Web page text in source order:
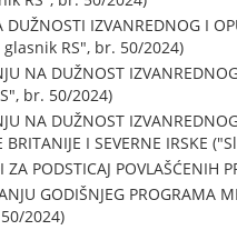
IZVANREDNOG I
glasnik RS", br. 50/2024)
NA DUŽNOST
br. 50/2024)
NA DUŽNOST
BRITANIJE I SEVERNE IRSKE
PODSTICAJ
GODIŠNJEG PROGRAMA
2024)